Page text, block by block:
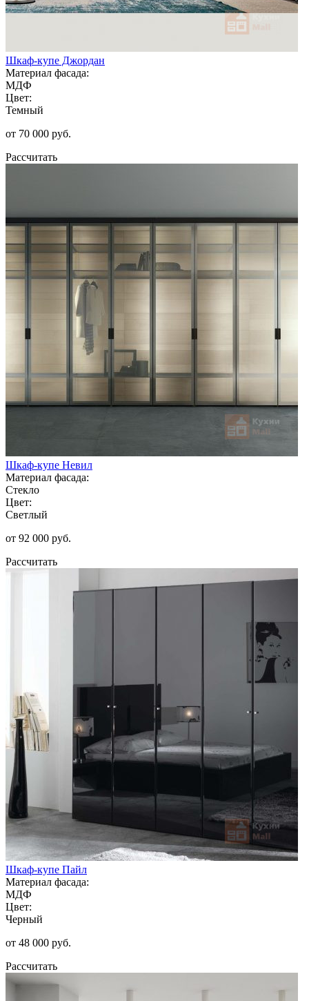
Шкаф-купе Джордан
Материал фасада:
МДФ
Цвет:
Темный
от 70 000 руб.
Рассчитать
Шкаф-купе Невил
Материал фасада:
Стекло
Цвет:
Светлый
от 92 000 руб.
Рассчитать
Шкаф-купе Пайл
Материал фасада:
МДФ
Цвет:
Черный
от 48 000 руб.
Рассчитать